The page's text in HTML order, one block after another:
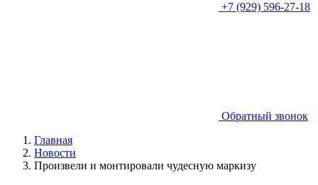
+7 (929) 596-27-18
Обратный звонок
Главная
Новости
Произвели и монтировали чудесную маркизу